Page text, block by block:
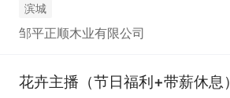
滨城
邹平正顺木业有限公司
花卉主播（节日福利+带薪休息）